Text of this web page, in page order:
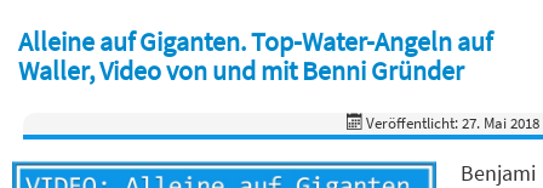
Alleine auf Giganten. Top-Water-Angeln auf
Waller, Video von und mit Benni Gründer
Veröffentlicht: 27. Mai 2018
Benjami